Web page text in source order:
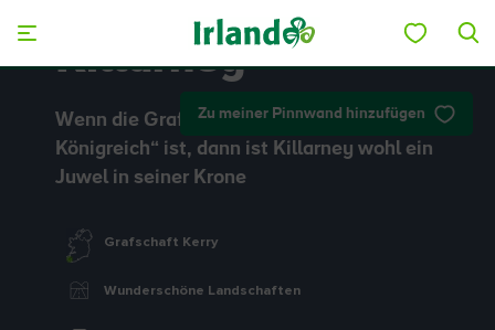
Zu meiner Pinnwand hinzufügen
Killarney
Wenn die Grafschaft Kerry „das
Königreich“ ist, dann ist Killarney wohl ein
Juwel in seiner Krone
Grafschaft Kerry
Wunderschöne Landschaften